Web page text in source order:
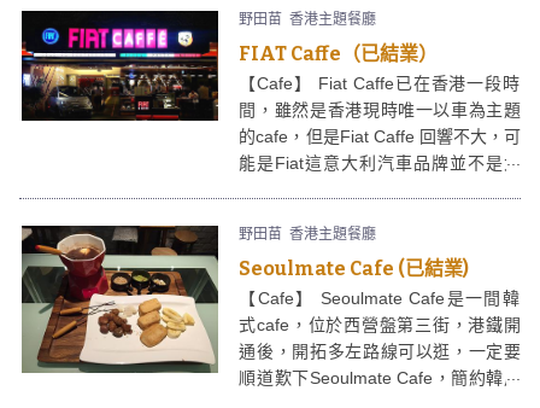
不算多，而且樓底較高，不像一般樓
上cafe有焗促的感覺。說得以漫畫為
主題，Charlie Brown Cafe內的裝修
當然別緻，除了巨型Charlie Brown及
Snoopy影相位外，牆上及天花滿是漫
畫圖案，還有放滿Charlie Brown及
Charlie Brown Cafe 絕對是三五知己
hea的好地方，買杯咖啡，兩碟小
食，就可以隨時hea幾個鐘，直至關
門時，才會有店員來通知你，感覺輕
鬆自在。Charlie Brown Cafe食物種
類雖然不多，但質素不錯，推介小食
野田苗 香港主題餐廳
FIAT Caffe（已結業）
【Cafe】 Fiat Caffe已在香港一段時
間，雖然是香港現時唯一以車為主題
的cafe，但是Fiat Caffe 回響不大，可
能是Fiat這意大利汽車品牌並不是大
上，它的意大利菜式質素真的不錯。
野田苗 香港主題餐廳
Seoulmate Cafe (已結業)
【Cafe】 Seoulmate Cafe是一間韓
式cafe，位於西營盤第三街，港鐵開
通後，開拓多左路線可以逛，一定要
順道歎下Seoulmate Cafe，簡約韓風